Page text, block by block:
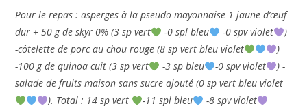
Pour le repas : asperges à la pseudo mayonnaise 1 jaune d’œuf
dur + 50 g de skyr 0% (3 sp vert
-0 spl bleu -0 spv violet
)
-côtelette de porc au chou rouge (8 sp vert bleu violet
)
-100 g de quinoa cuit (3 sp vert
-3 sp bleu -0 spv violet
) -
salade de fruits maison sans sucre ajouté (0 sp vert bleu violet
). Total : 14 sp vert
-11 spl bleu -8 spv violet